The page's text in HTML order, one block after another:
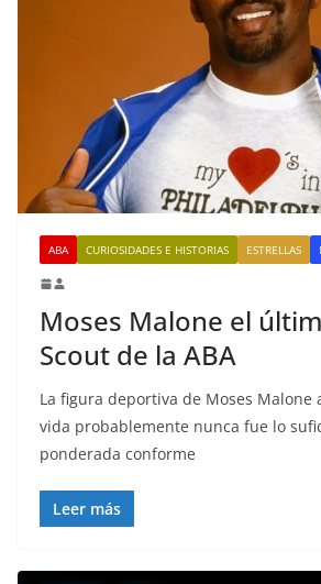
ABA CURIOSIDADES E HISTORIAS ESTRELLAS
Moses Malone el
Scout de la ABA
La figura deportiva de Moses Malone
vida probablemente nunca fue lo
ponderada conforme
Leer más